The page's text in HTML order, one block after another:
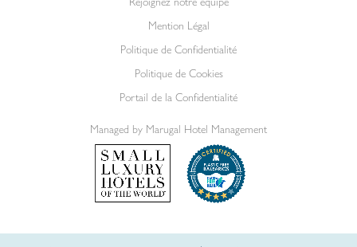
Mention Légal
Politique de Confidentialité
Politique de Cookies
Portail de la Confidentialité
Managed by Marugal Hotel Management